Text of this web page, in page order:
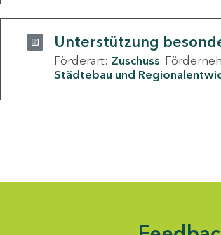
Unterstützung
Förderart: Zuschuss
Städtebau und